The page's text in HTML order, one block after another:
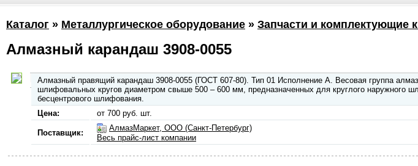
Каталог » Металлургическое оборудование » Запчасти и комплектующие
Алмазный карандаш 3908-0055
Алмазный правящий карандаш 3908-0055 (ГОСТ 607-80). Тип 01 Исполнение А. Весовая группа
шлифовальных кругов диаметром свыше 500 – 600 мм, предназначенных для круглого наружного
бесцентрового шлифования.
Цена:
от 700 руб. шт.
Поставщик:
АлмазМаркет, ООО (Санкт-Петербург)
Весь прайс-лист компании